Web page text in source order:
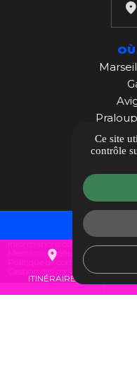
place
ITINÉRAIRE
Informations complémentaires
Mentions légales
Politique de confidentialité
Gestion des cookies
Ce site
contrôle